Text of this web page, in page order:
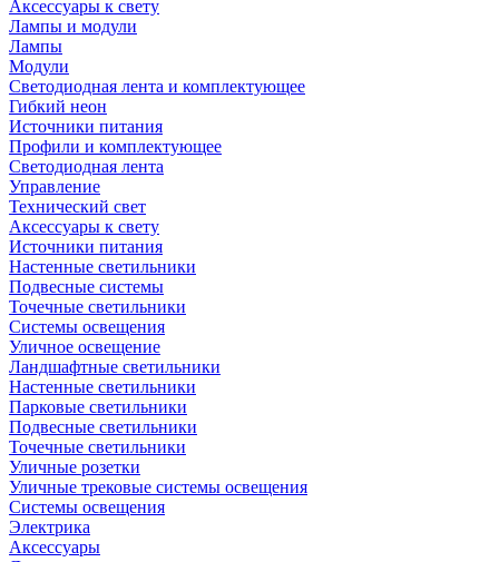
Аксессуары к свету
Лампы и модули
Лампы
Модули
Светодиодная лента и комплектующее
Гибкий неон
Источники питания
Профили и комплектующее
Светодиодная лента
Управление
Технический свет
Аксессуары к свету
Источники питания
Настенные светильники
Подвесные системы
Точечные светильники
Системы освещения
Уличное освещение
Ландшафтные светильники
Настенные светильники
Парковые светильники
Подвесные светильники
Точечные светильники
Уличные розетки
Уличные трековые системы освещения
Системы освещения
Электрика
Аксессуары